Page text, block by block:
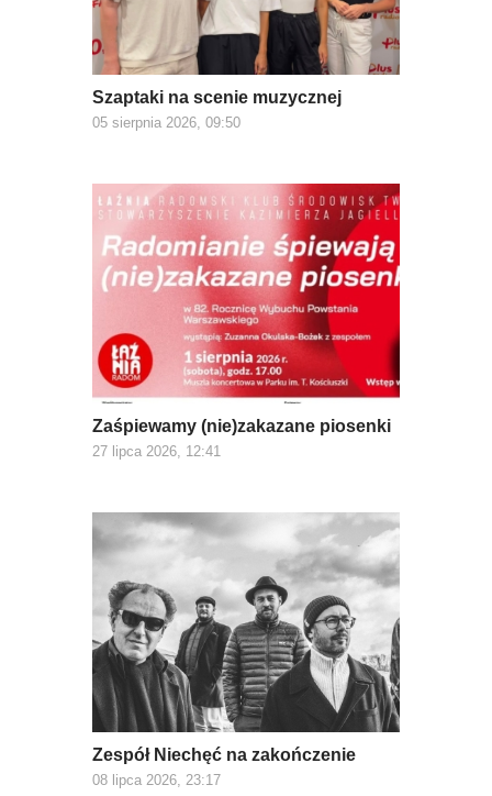
Szaptaki na scenie muzycznej
05 sierpnia 2026, 09:50
Zaśpiewamy (nie)zakazane piosenki
27 lipca 2026, 12:41
Zespół Niechęć na zakończenie
08 lipca 2026, 23:17